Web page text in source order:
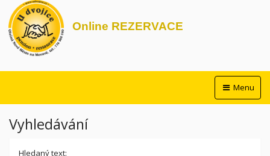
Online REZERVACE
Menu
Vyhledávání
Hledaný text: